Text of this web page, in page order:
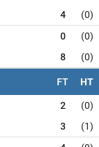
4 (0)
0
(0)
8 (0)
FT HT
2
(0)
3
(1)